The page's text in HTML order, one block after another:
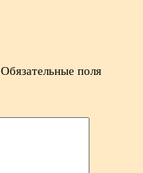
Обязательные поля